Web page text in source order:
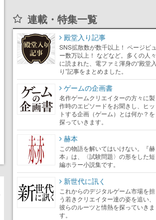
連載・特集一覧
殿堂入り記事
SNS拡散数が数千以上！ ページビュ
ー数万以上！ などなど。多くの人々
に読まれた、電ファミ渾身の“殿堂入
り”記事をまとめました。
ゲームの企画書
名作ゲームクリエイターの方々に製
作時のエピソードをお聞きし、ヒッ
トする企画（ゲーム）とは何か？を
探っていきます。
赫本
この物語を解いてはいけない。『赫
本』は、〈試験問題〉の形をした短
編ホラー小説集です。
新世代に訊く
これからのデジタルゲーム市場を担
う若きクリエイター達の姿を追い、
彼らのルーツと情熱を探っていきま
す。